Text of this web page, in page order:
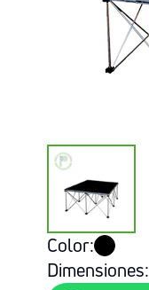
Color:
Dimensiones: